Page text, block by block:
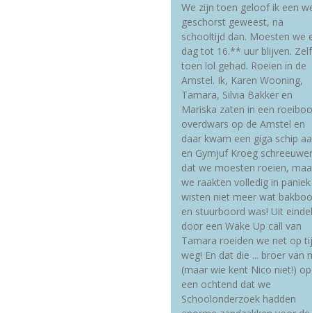
We zijn toen geloof ik een
geschorst geweest, na
schooltijd dan. Moesten we
dag tot 16.** uur blijven.
toen lol gehad. Roeien in de
Amstel. Ik, Karen Wooning,
Tamara, Silvia Bakker en
Mariska zaten in een
overdwars op de Amstel en
daar kwam een giga schip
en Gymjuf Kroeg
dat we moesten roeien,
we raakten volledig in
wisten niet meer wat
en stuurboord was! Uit
door een Wake Up call van
Tamara roeiden we net op
weg! En dat die ... broer van
(maar wie kent Nico niet!) op
een ochtend dat we
Schoolonderzoek hadden